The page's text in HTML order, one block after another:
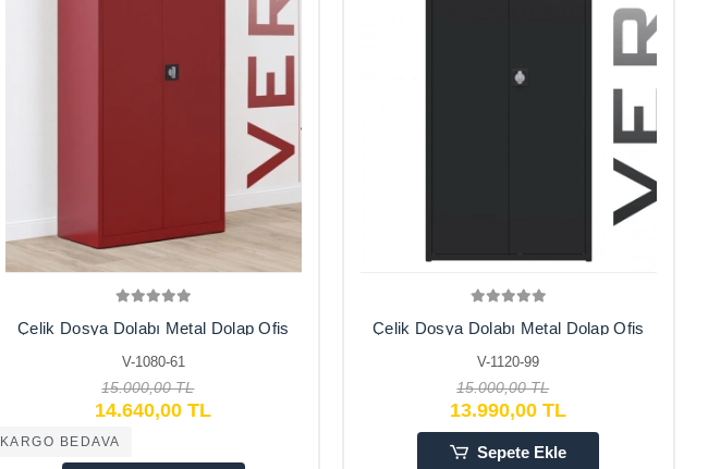
Çelik Dosya Dolabı Metal Dolap Ofis
Arşiv,Garaj,Bahçe,Kiler,Balkon
V-1080-61
15.000,00 TL
14.640,00 TL
KARGO BEDAVA
Çelik Dosya Dolabı Metal Dolap Ofis
Arşiv,Garaj,Bahçe,Kiler,Balkon
92X50X195
V-1120-99
15.000,00 TL
13.990,00 TL
Sepete Ekle